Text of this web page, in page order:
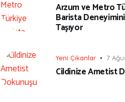
Arzum ve Metro
Barista
Taşıyor
Yeni Çıkanlar 7
Cildinize Ametist